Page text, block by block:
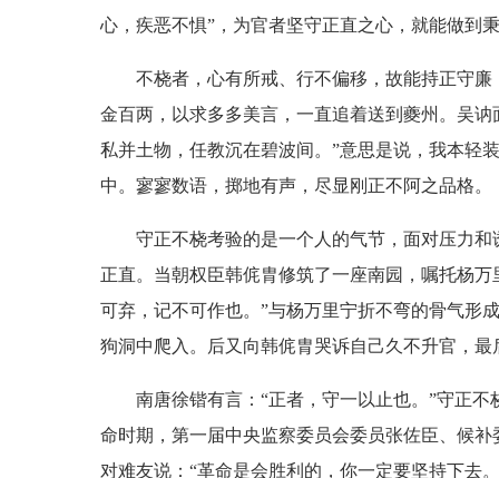
心，疾恶不惧”，为官者坚守正直之心，就能做到
不桡者，心有所戒、行不偏移，故能持正守廉
金百两，以求多多美言，一直追着送到夔州。吴
私并土物，任教沉在碧波间。”意思是说，我本轻
中。寥寥数语，掷地有声，尽显刚正不阿之品格。
守正不桡考验的是一个人的气节，面对压力和
正直。当朝权臣韩侂胄修筑了一座南园，嘱托杨
可弃，记不可作也。”与杨万里宁折不弯的骨气形
狗洞中爬入。后又向韩侂胄哭诉自己久不升官，
南唐徐锴有言：“正者，守一以止也。”守正不
命时期，第一届中央监察委员会委员张佐臣、候
对难友说：“革命是会胜利的，你一定要坚持下去